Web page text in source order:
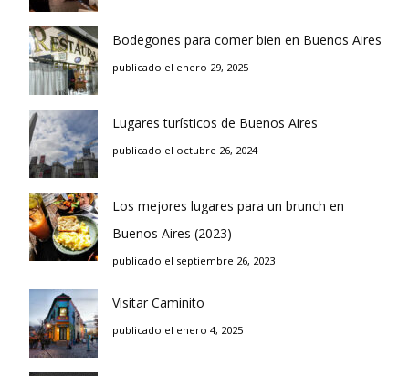
Bodegones para comer bien en Buenos Aires
publicado el enero 29, 2025
Lugares turísticos de Buenos Aires
publicado el octubre 26, 2024
Los mejores lugares para un brunch en
Buenos Aires (2023)
publicado el septiembre 26, 2023
Visitar Caminito
publicado el enero 4, 2025